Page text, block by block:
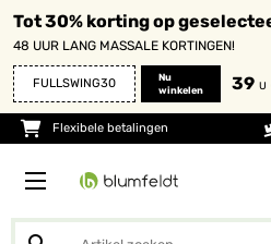
Tot 30% korting op
48 UUR LANG MASSALE KORTINGEN!
FULLSWING30
Nu
winkelen
39 U
Flexibele betalingen